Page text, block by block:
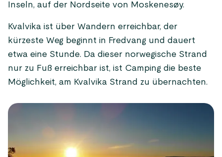
Inseln, auf der Nordseite von Moskenesøy.
Kvalvika ist über Wandern erreichbar, der
kürzeste Weg beginnt in Fredvang und dauert
etwa eine Stunde. Da dieser norwegische Strand
nur zu Fuß erreichbar ist, ist Camping die beste
Möglichkeit, am Kvalvika Strand zu übernachten.